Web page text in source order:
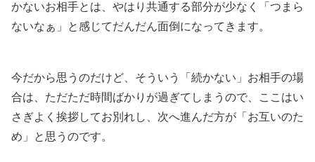
かないお相手とは、やはり共通する部分が少なく「つまら
ないなぁ」と感じてだんだん面倒になってきます。
今だから思うのだけど、そういう「続かない」お相手の場
合は、ただただ時間ばかりが過ぎてしまうので、ここはい
さぎよく挨拶してお別れし、次へ進んだ方が「お互いのた
め」と思うのです。